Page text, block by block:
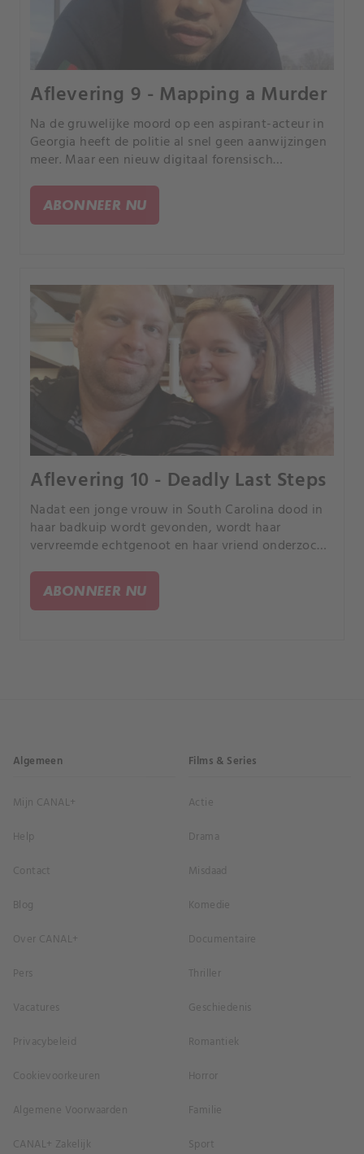
Aflevering 9 - Mapping a Murder
Na de gruwelijke moord op een aspirant-acteur in
Georgia heeft de politie al snel geen aanwijzingen
meer. Maar een nieuw digitaal forensisch
moordenaar kan haarscherp geïdentificeerd
worden.
ABONNEER NU
Aflevering 10 - Deadly Last Steps
Nadat een jonge vrouw in South Carolina dood in
haar badkuip wordt gevonden, wordt haar
vervreemde echtgenoot en haar vriend onderzocht.
dat één van deze personen per ongeluk de moord
bekent.
ABONNEER NU
Algemeen
Mijn CANAL+
Help
Contact
Blog
Over CANAL+
Pers
Vacatures
Privacybeleid
Cookievoorkeuren
Algemene Voorwaarden
CANAL+ Zakelijk
Films & Series
Actie
Drama
Misdaad
Komedie
Documentaire
Thriller
Geschiedenis
Romantiek
Horror
Familie
Sport